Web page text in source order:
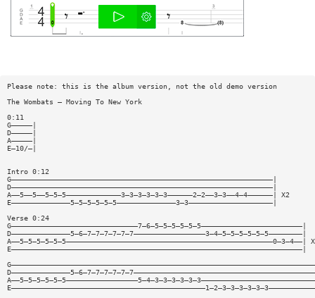
Please note: this is the album version, not the old demo version
The Wombats — Moving To New York
0:11
G—————|
D—————|
A—————|
E—10/—|
Intro 0:12
G——————————————————————————————————————————————————————————————|
D——————————————————————————————————————————————————————————————|
A——5——5——5—5—5—————————————3—3—3—3—3—3——————2—2——3—3——4—4——————| X2
E——————————————5—5—5—5—5—5——————————————3—3————————————————————|
Verse 0:24
G——————————————————————————————7—6—5—5—5—5—5—5————————————————————————|
D——————————————5—6—7—7—7—7—7—7—————————————————3—4—5—5—5—5—5—5————————|
A——5—5—5—5—5—5—————————————————————————————————————————————————0—3—4——|
E—————————————————————————————————————————————————————————————————————|